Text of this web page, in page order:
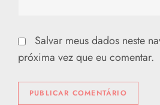
Salvar meus dados neste
próxima vez que eu comentar.